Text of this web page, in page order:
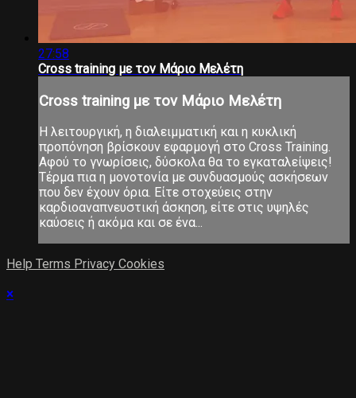
27:58
Cross training με τον Μάριο Μελέτη
Cross training με τον Μάριο Μελέτη
Η λειτουργική, η διαλειμματική και η κυκλική
προπόνηση βρίσκουν εφαρμογή στο Cross Training.
Αφού το γνωρίσεις, δύσκολα θα το εγκαταλείψεις!
Τέρμα πια η μονοτονία με συνδυασμούς ασκήσεων
που δεν έχουν όρια. Είτε στοχεύεις στην
καρδιοαναπνευστική άσκηση, είτε στις υψηλές
καύσεις ή ακόμα και σε ένα...
Help Terms Privacy Cookies
×